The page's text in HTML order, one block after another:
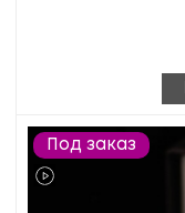
Под заказ